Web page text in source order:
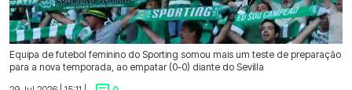
Equipa de futebol feminino do Sporting somou mais um teste de preparação
para a nova temporada, ao empatar (0-0) diante do Sevilla